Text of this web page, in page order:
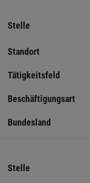
Stelle
Standort
Tätigkeitsfeld
Beschäftigungsart
Bundesland
Stelle